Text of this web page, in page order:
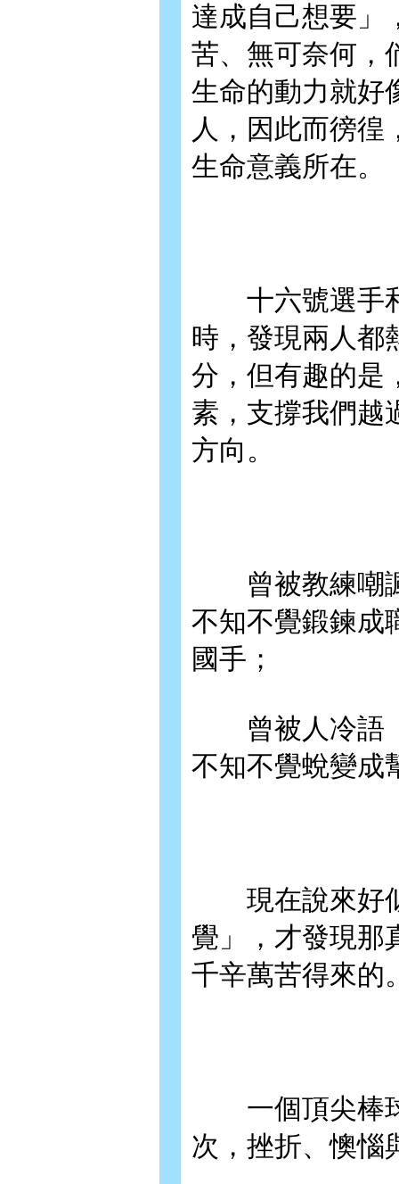
達成自己想要」
苦、無可奈何，
生命的動力就好
人，因此而徬徨
生命意義所在。
十六號選手和
時，發現兩人都
分，但有趣的是
素，支撐我們越
方向。
曾被教練嘲諷
不知不覺鍛鍊成
國手；
曾被人冷語「
不知不覺蛻變成
現在說來好似
覺」，才發現那
千辛萬苦得來的
一個頂尖棒球
次，挫折、懊惱